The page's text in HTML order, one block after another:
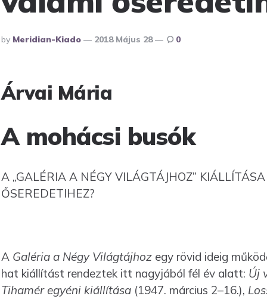
Posted
By
By Meridian-Kiado 2018 Május 28 0
Árvai Mária
A mohácsi busók
A „GALÉRIA A NÉGY VILÁGTÁJHOZ”
ŐSEREDETIHEZ?
A Galéria a Négy Világtájhozegy rövid ideig
hat kiállítást rendeztek itt nagyjából fél év alatt: Új
Tihamér egyéni kiállítása(1947. március 2–16.),